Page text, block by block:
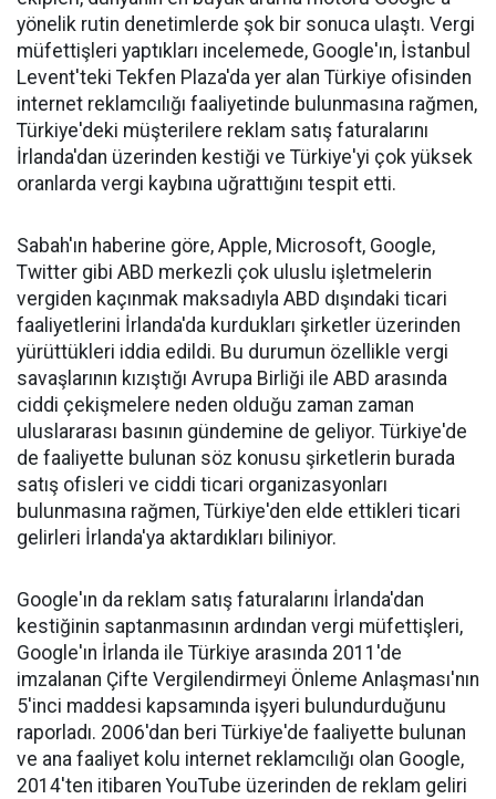
yönelik rutin denetimlerde şok bir sonuca ulaştı. Vergi
müfettişleri yaptıkları incelemede, Google'ın, İstanbul
Levent'teki Tekfen Plaza'da yer alan Türkiye ofisinden
internet reklamcılığı faaliyetinde bulunmasına rağmen,
Türkiye'deki müşterilere reklam satış faturalarını
İrlanda'dan üzerinden kestiği ve Türkiye'yi çok yüksek
oranlarda vergi kaybına uğrattığını tespit etti.
Sabah'ın haberine göre, Apple, Microsoft, Google,
Twitter gibi ABD merkezli çok uluslu işletmelerin
vergiden kaçınmak maksadıyla ABD dışındaki ticari
faaliyetlerini İrlanda'da kurdukları şirketler üzerinden
yürüttükleri iddia edildi. Bu durumun özellikle vergi
savaşlarının kızıştığı Avrupa Birliği ile ABD arasında
ciddi çekişmelere neden olduğu zaman zaman
uluslararası basının gündemine de geliyor. Türkiye'de
de faaliyette bulunan söz konusu şirketlerin burada
satış ofisleri ve ciddi ticari organizasyonları
bulunmasına rağmen, Türkiye'den elde ettikleri ticari
gelirleri İrlanda'ya aktardıkları biliniyor.
Google'ın da reklam satış faturalarını İrlanda'dan
kestiğinin saptanmasının ardından vergi müfettişleri,
Google'ın İrlanda ile Türkiye arasında 2011'de
imzalanan Çifte Vergilendirmeyi Önleme Anlaşması'nın
5'inci maddesi kapsamında işyeri bulundurduğunu
raporladı. 2006'dan beri Türkiye'de faaliyette bulunan
ve ana faaliyet kolu internet reklamcılığı olan Google,
2014'ten itibaren YouTube üzerinden de reklam geliri